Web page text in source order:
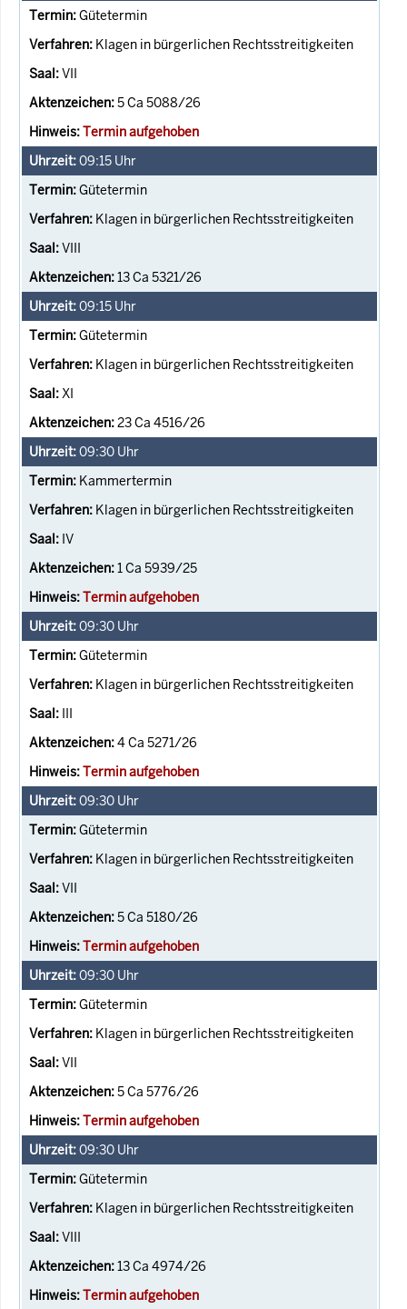
Gütetermin
Klagen in bürgerlichen Rechtsstreitigkeiten
VII
5 Ca 5088/26
Termin aufgehoben
09:15 Uhr
Gütetermin
Klagen in bürgerlichen Rechtsstreitigkeiten
VIII
13 Ca 5321/26
09:15 Uhr
Gütetermin
Klagen in bürgerlichen Rechtsstreitigkeiten
XI
23 Ca 4516/26
09:30 Uhr
Kammertermin
Klagen in bürgerlichen Rechtsstreitigkeiten
IV
1 Ca 5939/25
Termin aufgehoben
09:30 Uhr
Gütetermin
Klagen in bürgerlichen Rechtsstreitigkeiten
III
4 Ca 5271/26
Termin aufgehoben
09:30 Uhr
Gütetermin
Klagen in bürgerlichen Rechtsstreitigkeiten
VII
5 Ca 5180/26
Termin aufgehoben
09:30 Uhr
Gütetermin
Klagen in bürgerlichen Rechtsstreitigkeiten
VII
5 Ca 5776/26
Termin aufgehoben
09:30 Uhr
Gütetermin
Klagen in bürgerlichen Rechtsstreitigkeiten
VIII
13 Ca 4974/26
Termin aufgehoben